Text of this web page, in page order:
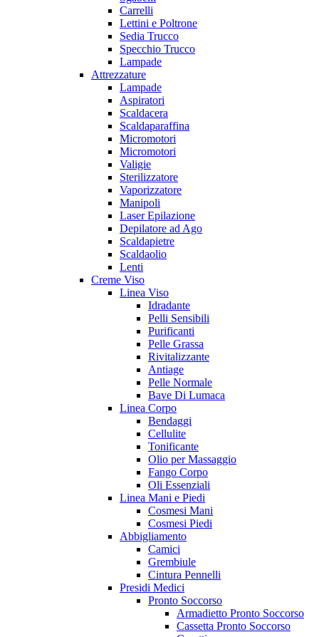
Carrelli
Lettini e Poltrone
Sedia Trucco
Specchio Trucco
Lampade
Attrezzature
Lampade
Aspiratori
Scaldacera
Scaldaparaffina
Micromotori
Micromotori
Valigie
Sterilizzatore
Vaporizzatore
Manipoli
Laser Epilazione
Depilatore ad Ago
Scaldapietre
Scaldaolio
Lenti
Creme Viso
Linea Viso
Idradante
Pelli Sensibili
Purificanti
Pelle Grassa
Rivitalizzante
Antiage
Pelle Normale
Bave Di Lumaca
Linea Corpo
Bendaggi
Cellulite
Tonificante
Olio per Massaggio
Fango Corpo
Oli Essenziali
Linea Mani e Piedi
Cosmesi Mani
Cosmesi Piedi
Abbigliamento
Camici
Grembiule
Cintura Pennelli
Presidi Medici
Pronto Soccorso
Armadietto Pronto Soccorso
Cassetta Pronto Soccorso